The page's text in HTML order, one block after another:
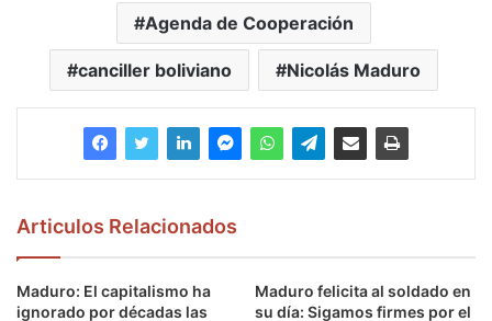
Agenda de Cooperación
canciller boliviano Nicolás Maduro
Articulos Relacionados
Maduro: El capitalismo ha
ignorado por décadas las
Maduro felicita al soldado en
su día: Sigamos firmes por el